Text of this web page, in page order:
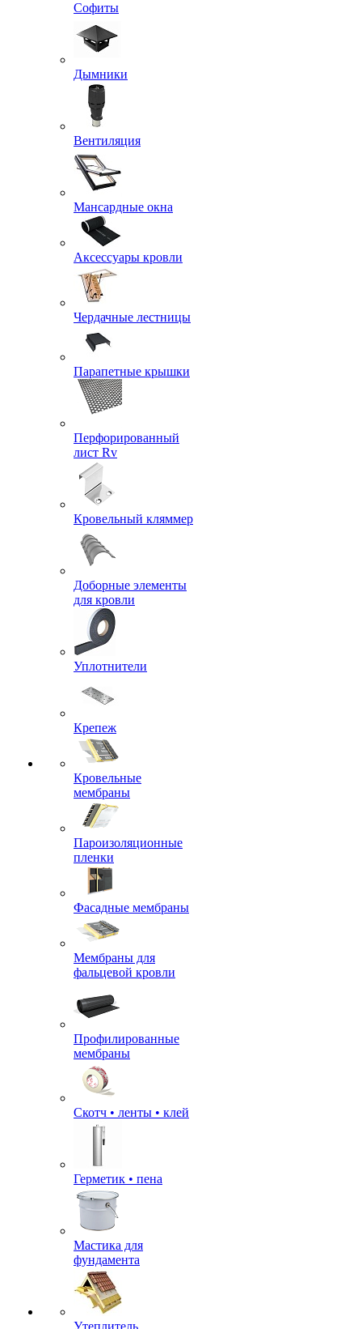
Софиты
Дымники
Вентиляция
Мансардные окна
Аксессуары кровли
Чердачные лестницы
Парапетные крышки
Перфорированный
лист Rv
Кровельный кляммер
Доборные элементы
для кровли
Уплотнители
Крепеж
Кровельные
мембраны
Пароизоляционные
пленки
Фасадные мембраны
Мембраны для
фальцевой кровли
Профилированные
мембраны
Скотч • ленты • клей
Герметик • пена
Мастика для
фундамента
Утеплитель